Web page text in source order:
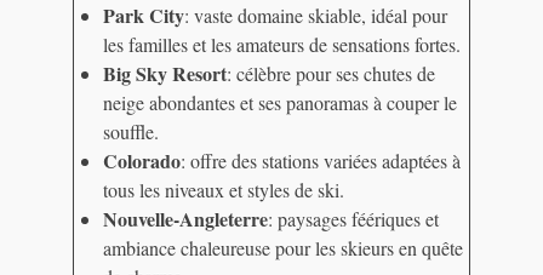
Park City: vaste domaine skiable, idéal pour
les familles et les amateurs de sensations fortes.
Big Sky Resort: célèbre pour ses chutes de
neige abondantes et ses panoramas à couper le
souffle.
Colorado: offre des stations variées adaptées à
tous les niveaux et styles de ski.
Nouvelle-Angleterre: paysages féériques et
ambiance chaleureuse pour les skieurs en quête